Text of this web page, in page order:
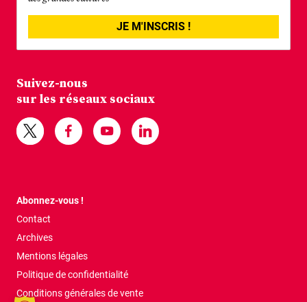
JE M'INSCRIS !
Suivez-nous
sur les réseaux sociaux
Abonnez-vous !
Contact
Archives
Mentions légales
Politique de confidentialité
Conditions générales de vente